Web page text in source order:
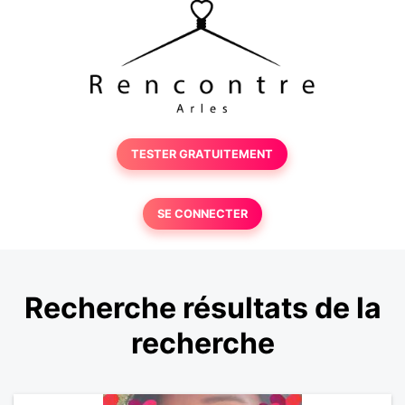
TESTER GRATUITEMENT
SE CONNECTER
Recherche résultats de la
recherche